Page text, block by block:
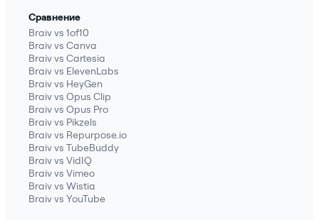
Сравнение
Braiv vs 1of10
Braiv vs Canva
Braiv vs Cartesia
Braiv vs ElevenLabs
Braiv vs HeyGen
Braiv vs Opus Clip
Braiv vs Opus Pro
Braiv vs Pikzels
Braiv vs Repurpose.io
Braiv vs TubeBuddy
Braiv vs VidIQ
Braiv vs Vimeo
Braiv vs Wistia
Braiv vs YouTube